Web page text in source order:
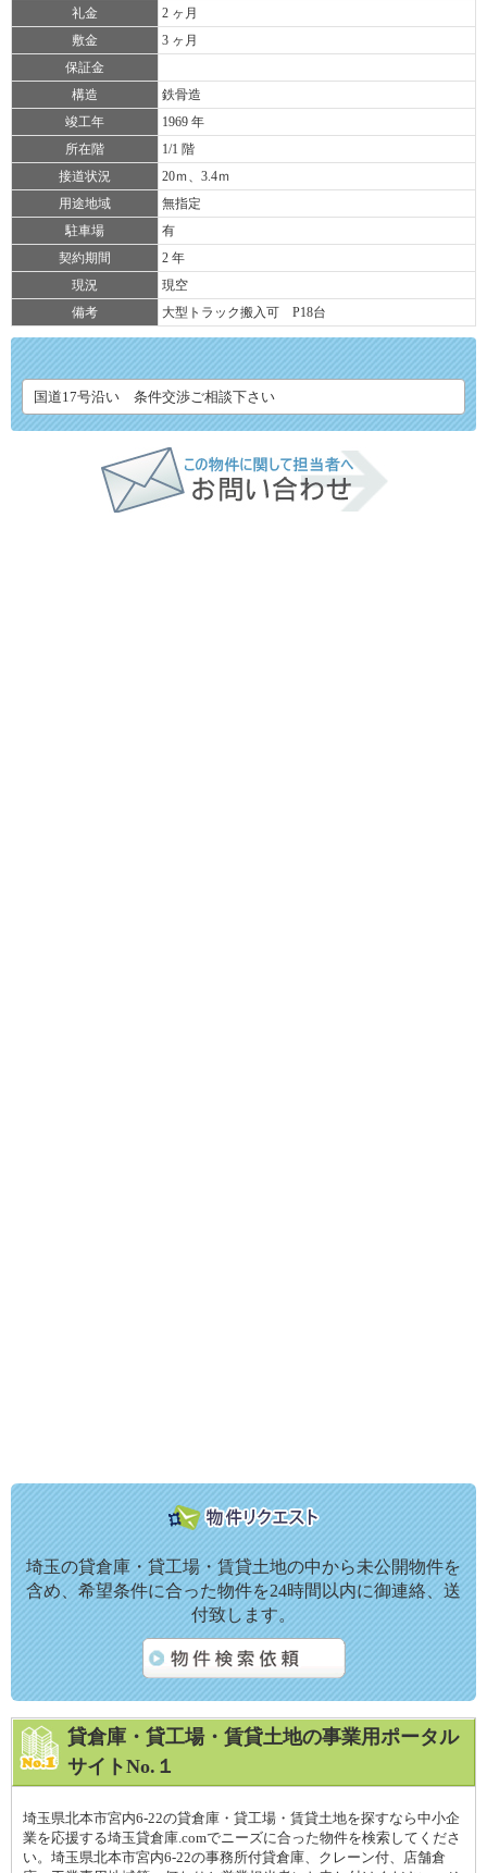
礼金
2 ヶ月
敷金
3 ヶ月
保証金
構造
鉄骨造
竣工年
1969 年
所在階
1/1 階
接道状況
20ｍ、3.4ｍ
用途地域
無指定
駐車場
有
契約期間
2 年
現況
現空
備考
大型トラック搬入可 P18台
国道17号沿い 条件交渉ご相談下さい
埼玉の貸倉庫・貸工場・賃貸土地の中から未公開物件を
含め、希望条件に合った物件を24時間以内に御連絡、送
付致します。
貸倉庫・貸工場・賃貸土地の事業用ポータル
サイトNo.１
埼玉県北本市宮内6-22の貸倉庫・貸工場・賃貸土地を探すなら中小企
業を応援する埼玉貸倉庫.comでニーズに合った物件を検索してくださ
い。埼玉県北本市宮内6-22の事務所付貸倉庫、クレーン付、店舗倉